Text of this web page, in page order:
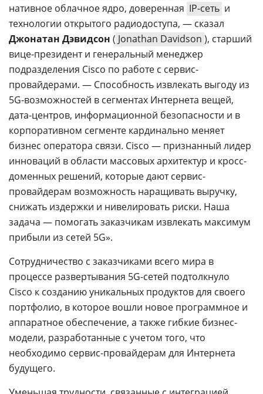
нативное облачное ядро, доверенная IP-сеть и
технологии открытого радиодоступа, — сказал
Джонатан Дэвидсон ( Jonathan Davidson ), старший
вице-президент и генеральный менеджер
подразделения Cisco по работе с сервис-
провайдерами. — Способность извлекать выгоду из
5G-возможностей в сегментах Интернета вещей,
дата-центров, информационной безопасности и в
корпоративном сегменте кардинально меняет
бизнес оператора связи. Cisco — признанный лидер
инноваций в области массовых архитектур и кросс-
доменных решений, которые дают сервис-
провайдерам возможность наращивать выручку,
снижать издержки и нивелировать риски. Наша
задача — помогать заказчикам извлекать максимум
прибыли из сетей 5G».
Сотрудничество с заказчиками всего мира в
процессе развертывания 5G-сетей подтолкнуло
Cisco к созданию уникальных продуктов для своего
портфолио, в которое вошли новое программное и
аппаратное обеспечение, а также гибкие бизнес-
модели, разработанные с учетом того, что
необходимо сервис-провайдерам для Интернета
будущего.